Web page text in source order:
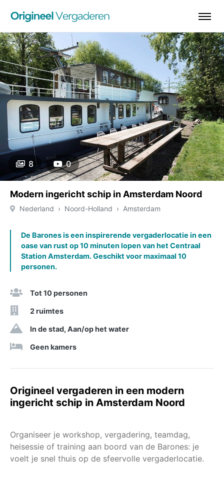
8 0
Modern ingericht schip in Amsterdam Noord
Nederland Noord-Holland Amsterdam
De Barones is een inspirerende vergaderlocatie in een
oase van rust op 10 minuten lopen van het Centraal
Station Amsterdam. Geschikt voor maximaal 10
personen.
Tot 10 personen
2 ruimtes
In de stad, Aan/op het water
Geen kamers
Origineel vergaderen in een modern
ingericht schip in Amsterdam Noord
Organiseer je workshop, vergadering, teamdag,
heisessie of training aan boord van de Barones: je